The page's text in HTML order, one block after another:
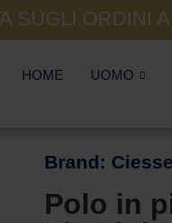
SUGLI ORDINI
HOME UOMO
Brand:
Polo in